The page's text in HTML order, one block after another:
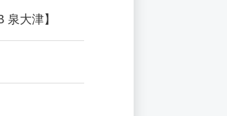
大津】